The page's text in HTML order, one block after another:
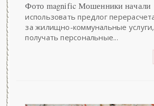
Фото magnific Мошенники начали
использовать предлог
за жилищно-коммунальные
получать персональные...